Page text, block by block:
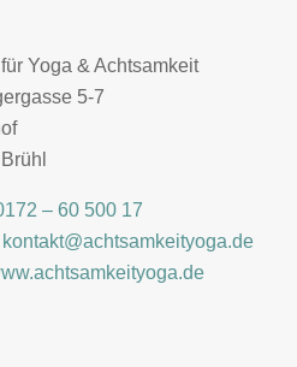
Yoga & Achtsamkeit
5-7
– 60 500 17
kontakt@achtsamkeityoga.de